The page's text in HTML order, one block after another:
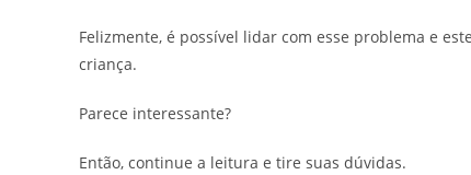
Felizmente, é possível lidar com esse problema e
criança.
Parece interessante?
Então, continue a leitura e tire suas dúvidas.